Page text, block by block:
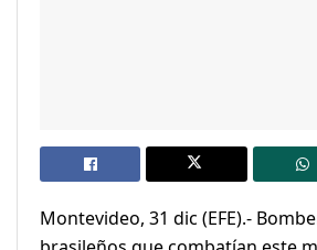
Montevideo, 31 dic (EFE).-